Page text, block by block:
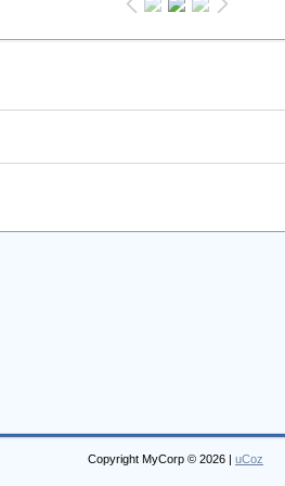
Copyright MyCorp © 2026 | uCoz